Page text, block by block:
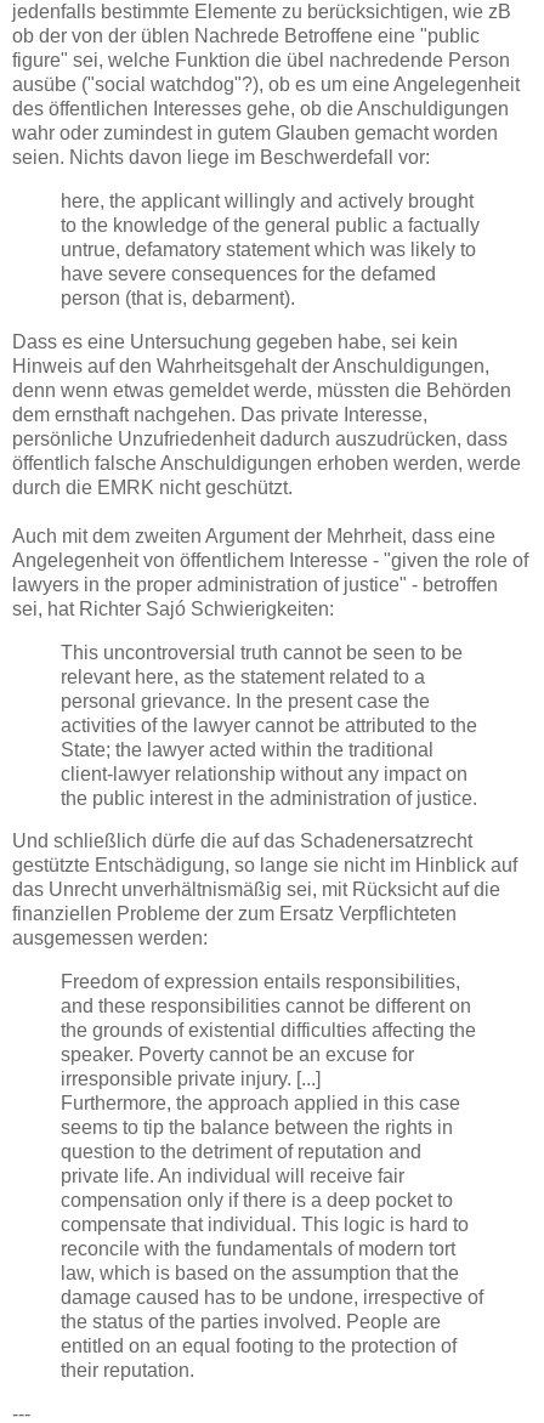
jedenfalls bestimmte Elemente zu berücksichtigen, wie zB
ob der von der üblen Nachrede Betroffene eine "public
figure" sei, welche Funktion die übel nachredende Person
ausübe ("social watchdog"?), ob es um eine Angelegenheit
des öffentlichen Interesses gehe, ob die Anschuldigungen
wahr oder zumindest in gutem Glauben gemacht worden
seien. Nichts davon liege im Beschwerdefall vor:
here, the applicant willingly and actively brought
to the knowledge of the general public a factually
untrue, defamatory statement which was likely to
have severe consequences for the defamed
person (that is, debarment).
Dass es eine Untersuchung gegeben habe, sei kein
Hinweis auf den Wahrheitsgehalt der Anschuldigungen,
denn wenn etwas gemeldet werde, müssten die Behörden
dem ernsthaft nachgehen. Das private Interesse,
persönliche Unzufriedenheit dadurch auszudrücken, dass
öffentlich falsche Anschuldigungen erhoben werden, werde
durch die EMRK nicht geschützt.
Auch mit dem zweiten Argument der Mehrheit, dass eine
Angelegenheit von öffentlichem Interesse - "given the role of
lawyers in the proper administration of justice" - betroffen
sei, hat Richter Sajó Schwierigkeiten:
This uncontroversial truth cannot be seen to be
relevant here, as the statement related to a
personal grievance. In the present case the
activities of the lawyer cannot be attributed to the
State; the lawyer acted within the traditional
client-lawyer relationship without any impact on
the public interest in the administration of justice.
Und schließlich dürfe die auf das Schadenersatzrecht
gestützte Entschädigung, so lange sie nicht im Hinblick auf
das Unrecht unverhältnismäßig sei, mit Rücksicht auf die
finanziellen Probleme der zum Ersatz Verpflichteten
ausgemessen werden:
Freedom of expression entails responsibilities,
and these responsibilities cannot be different on
the grounds of existential difficulties affecting the
speaker. Poverty cannot be an excuse for
irresponsible private injury. [...]
Furthermore, the approach applied in this case
seems to tip the balance between the rights in
question to the detriment of reputation and
private life. An individual will receive fair
compensation only if there is a deep pocket to
compensate that individual. This logic is hard to
reconcile with the fundamentals of modern tort
law, which is based on the assumption that the
damage caused has to be undone, irrespective of
the status of the parties involved. People are
entitled on an equal footing to the protection of
their reputation.
---